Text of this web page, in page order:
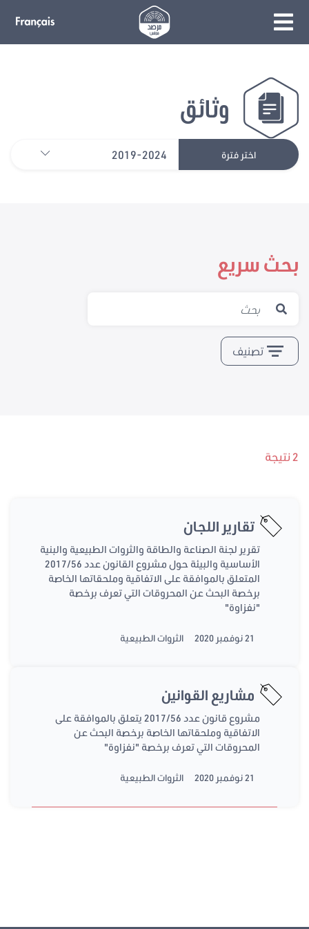
وثائق
اختر فترة 2019-2024
بحث سريع
تصنيف
2 نتيجة
تقارير اللجان
تقرير لجنة الصناعة والطاقة والثروات الطبيعية والبنية
الأساسية والبيئة حول مشروع القانون عدد 2017/56
المتعلق بالموافقة على الاتفاقية وملحقاتها الخاصة
برخصة البحث عن المحروقات التي تعرف برخصة
"نفزاوة"
21 نوفمبر 2020 الثروات الطبيعية
مشاريع القوانين
مشروع قانون عدد 2017/56 يتعلق بالموافقة على
الاتفاقية وملحقاتها الخاصة برخصة البحث عن
المحروقات التي تعرف برخصة "نفزاوة"
21 نوفمبر 2020 الثروات الطبيعية